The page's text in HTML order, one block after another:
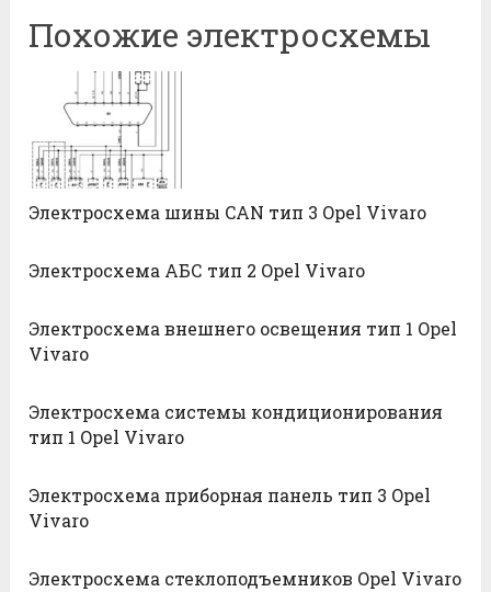
Похожие электросхемы
Электросхема шины CAN тип 3 Opel Vivaro
Электросхема АБС тип 2 Opel Vivaro
Электросхема внешнего освещения тип 1 Opel
Vivaro
Электросхема системы кондиционирования
тип 1 Opel Vivaro
Электросхема приборная панель тип 3 Opel
Vivaro
Электросхема стеклоподъемников Opel Vivaro